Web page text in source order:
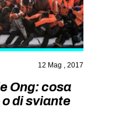
MSM
12 Mag , 2017
Ong: cosa
o di sviante